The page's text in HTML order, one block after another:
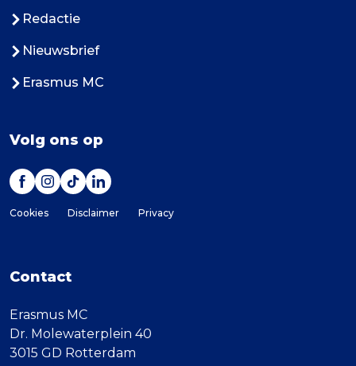
Redactie
Nieuwsbrief
Erasmus MC
Volg ons op
Cookies Disclaimer Privacy
Contact
Erasmus MC
Dr. Molewaterplein 40
3015 GD Rotterdam